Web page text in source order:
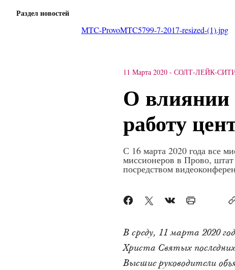
Раздел новостей
MTC-ProvoMTC5799-7-2017-resized-(1).jpg
11 Марта 2020 - СОЛТ-ЛЕЙК-
О влиянии
работу
С 16 марта 2020 года все
миссионеров в Прово,
посредством
В среду, 11 марта 2020
Христа Святых последних
Высшие руководители